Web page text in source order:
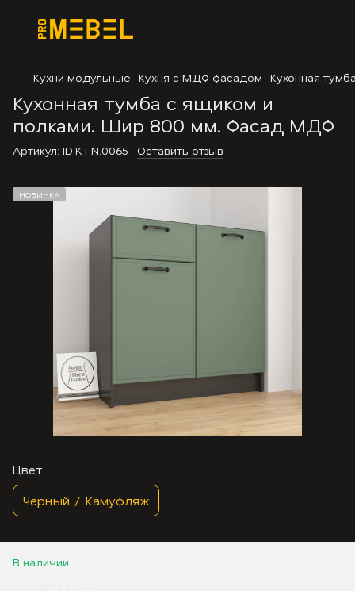
Кухни модульные Кухня с МДФ фасадом Кухонная
Кухонная тумба с ящиком и
полками. Шир 800 мм. Фасад МДФ
Артикул: ID.KT.N.0065 Оставить отзыв
НОВИНКА
Цвет
Черный / Камуфляж
В наличии